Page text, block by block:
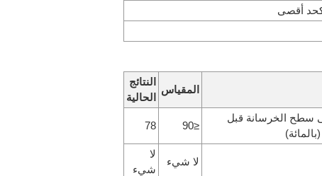
المقياس
النتائج
الحالية
سطح الخرسانة قبل
≤90
78
لا شيء
لا
شيء